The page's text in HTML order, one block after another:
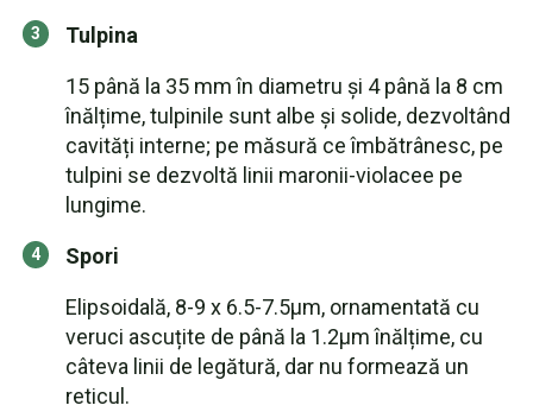
Tulpina
15 până la 35 mm în diametru și 4 până la 8 cm
înălțime, tulpinile sunt albe și solide, dezvoltând
cavități interne; pe măsură ce îmbătrânesc, pe
tulpini se dezvoltă linii maronii-violacee pe
lungime.
Spori
Elipsoidală, 8-9 x 6.5-7.5µm, ornamentată cu
veruci ascuțite de până la 1.2µm înălțime, cu
câteva linii de legătură, dar nu formează un
reticul.